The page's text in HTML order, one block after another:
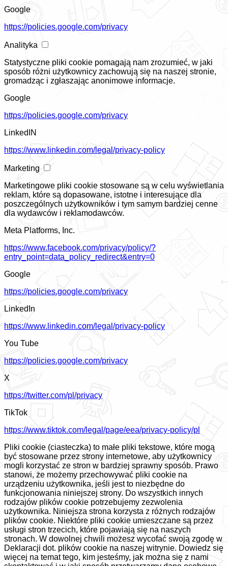
Google
https://policies.google.com/privacy
Analityka
Statystyczne pliki cookie pomagają nam zrozumieć, w jaki
sposób różni użytkownicy zachowują się na naszej stronie,
gromadząc i zgłaszając anonimowe informacje.
Google
https://policies.google.com/privacy
LinkedIN
https://www.linkedin.com/legal/privacy-policy
Marketing
Marketingowe pliki cookie stosowane są w celu wyświetlania
reklam, które są dopasowane, istotne i interesujące dla
poszczególnych użytkowników i tym samym bardziej cenne
dla wydawców i reklamodawców.
Meta Platforms, Inc.
https://www.facebook.com/privacy/policy/?
entry_point=data_policy_redirect&entry=0
Google
https://policies.google.com/privacy
LinkedIn
https://www.linkedin.com/legal/privacy-policy
You Tube
https://policies.google.com/privacy
X
https://twitter.com/pl/privacy
TikTok
https://www.tiktok.com/legal/page/eea/privacy-policy/pl
Pliki cookie (ciasteczka) to małe pliki tekstowe, które mogą
być stosowane przez strony internetowe, aby użytkownicy
mogli korzystać ze stron w bardziej sprawny sposób. Prawo
stanowi, że możemy przechowywać pliki cookie na
urządzeniu użytkownika, jeśli jest to niezbędne do
funkcjonowania niniejszej strony. Do wszystkich innych
rodzajów plików cookie potrzebujemy zezwolenia
użytkownika. Niniejsza strona korzysta z różnych rodzajów
plików cookie. Niektóre pliki cookie umieszczane są przez
usługi stron trzecich, które pojawiają się na naszych
stronach. W dowolnej chwili możesz wycofać swoją zgodę w
Deklaracji dot. plików cookie na naszej witrynie. Dowiedz się
więcej na temat tego, kim jesteśmy, jak można się z nami